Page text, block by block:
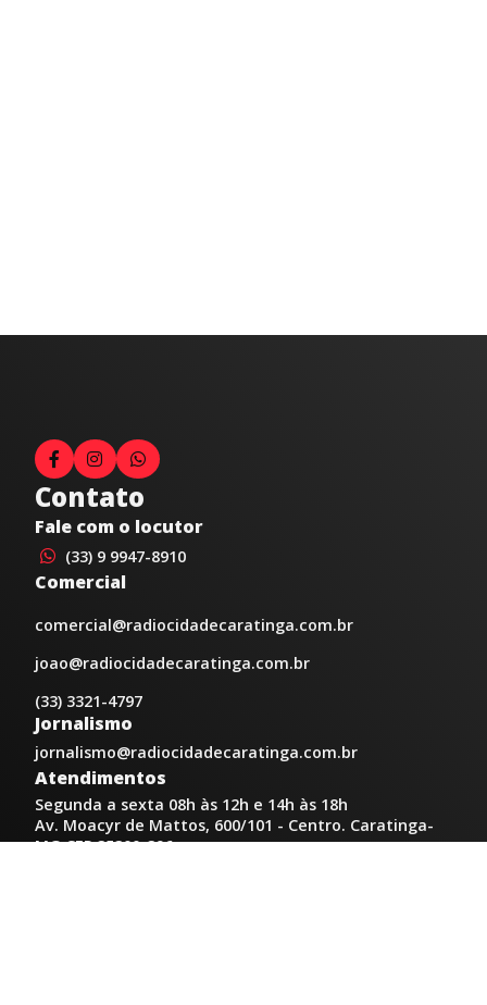
Contato
Fale com o locutor
(33) 9 9947-8910
Comercial
comercial@radiocidadecaratinga.com.br
joao@radiocidadecaratinga.com.br
(33) 3321-4797
Jornalismo
jornalismo@radiocidadecaratinga.com.br
Atendimentos
Segunda a sexta 08h às 12h e 14h às 18h
Av. Moacyr de Mattos, 600/101 - Centro. Caratinga-
MG CEP 35300-396